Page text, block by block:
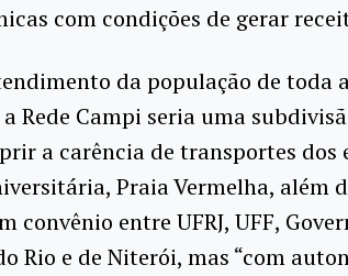
com condições de gerar
da população de toda
Rede Campi seria uma
a carência de transportes dos
Praia Vermelha, além
convênio entre UFRJ, UFF,
Rio e de Niterói, mas “com